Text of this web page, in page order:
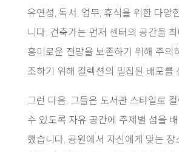
유연성, 독서, 업무, 휴식을 위한 다양
니다. 건축가는 먼저 센터의 공간을
흥미로운 전망을 보존하기 위해 주의
조하기 위해 컬렉션의 밀집된 배포를
그런 다음, 그들은 도서관 스타일로
수 있도록 자유 공간에 주제별 섬을
했습니다. 공원에서 자신에게 맞는 장